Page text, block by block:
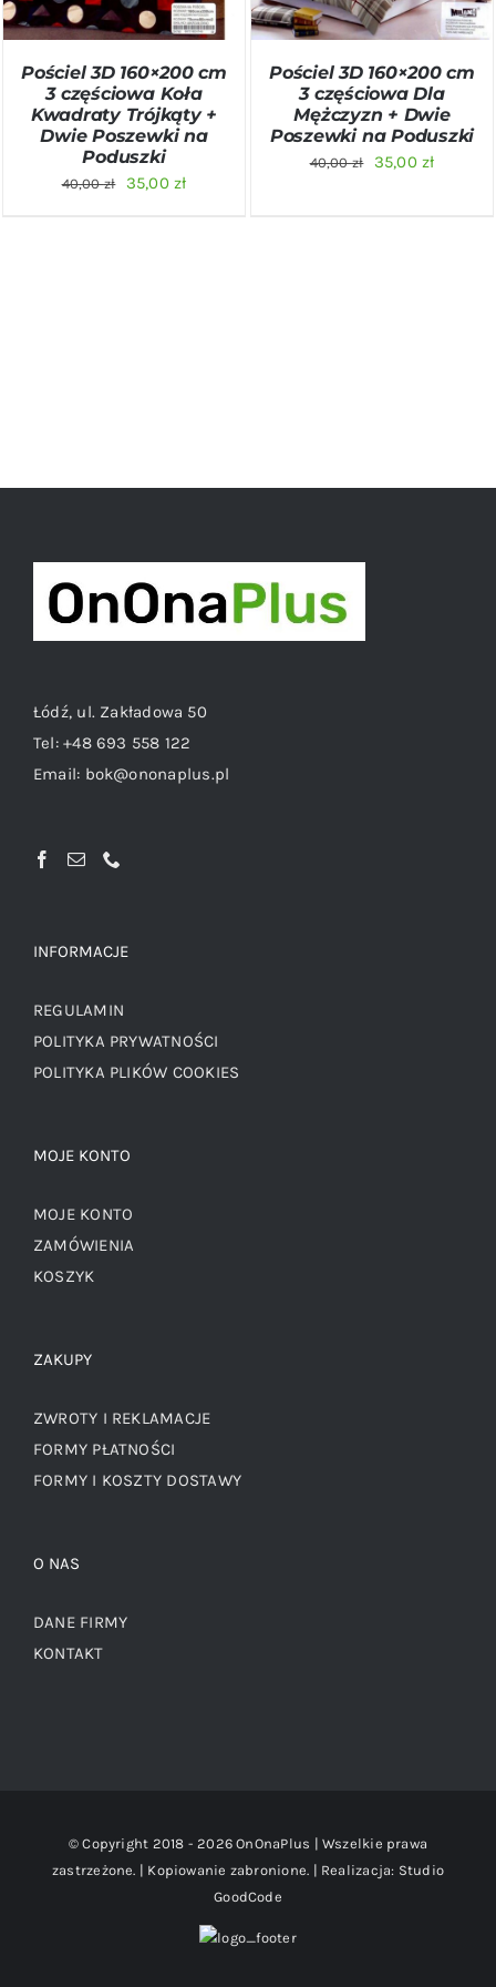
Pościel 3D 160×200 cm
3 częściowa Koła
Kwadraty Trójkąty +
Dwie Poszewki na
Poduszki
40,00zł
Pierwotna
35,00 złAktualna
Pościel 3D 160×200 cm
3 częściowa Dla
Mężczyzn + Dwie
Poszewki na Poduszki
40,00zł
Pierwotna
35,00 zł
Łódź, ul. Zakładowa 50
Tel:+48 693 558 122
Email: bok@ononaplus.pl
INFORMACJE
REGULAMIN
POLITYKA PRYWATNOŚCI
POLITYKA PLIKÓW COOKIES
MOJE KONTO
MOJE KONTO
ZAMÓWIENIA
KOSZYK
ZAKUPY
ZWROTY I REKLAMACJE
FORMY PŁATNOŚCI
FORMY I KOSZTY DOSTAWY
O NAS
DANE FIRMY
KONTAKT
© Copyright 2018 -2026 OnOnaPlus | Wszelkie prawa
zastrzeżone. | Kopiowanie zabronione. | Realizacja: Studio
GoodCode